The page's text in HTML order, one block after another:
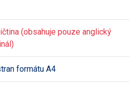
(obsahuje pouze anglický
formátu A4